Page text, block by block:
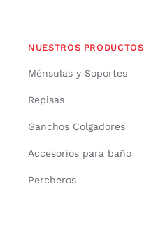
NUESTROS PRODUCTOS
Ménsulas y Soportes
Repisas
Ganchos Colgadores
Accesorios para baño
Percheros